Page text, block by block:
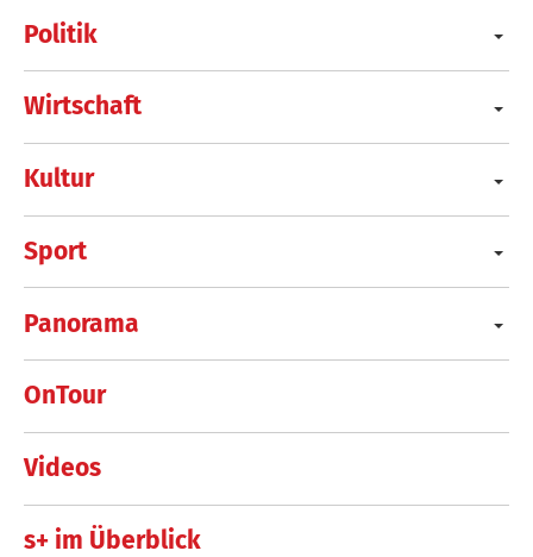
Politik
Wirtschaft
Kultur
Sport
Panorama
OnTour
Videos
s+ im Überblick